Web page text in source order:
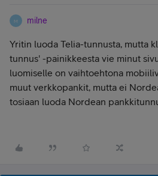
M milne
Yritin luoda Telia-tunnusta, mutta
tunnus' -painikkeesta vie minut
luomiselle on vaihtoehtona
muut verkkopankit, mutta ei
tosiaan luoda Nordean